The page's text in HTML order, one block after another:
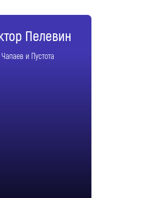
Пелевин
Чапаев и Пустота